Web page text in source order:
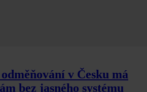
v Česku má
bez jasného systému